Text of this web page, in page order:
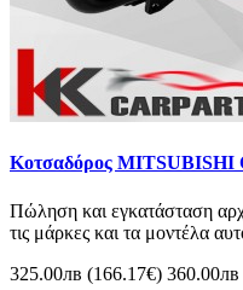
Κοτσαδόρος MITSUBISHI
Πώληση και εγκατάσταση
τις μάρκες και τα μοντέλα
325.00лв (166.17€)